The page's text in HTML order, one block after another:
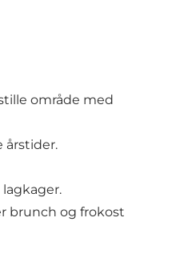
område med
årstider.
brunch og frokost